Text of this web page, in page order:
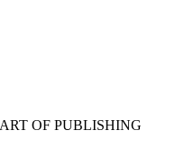
OF PUBLISHING